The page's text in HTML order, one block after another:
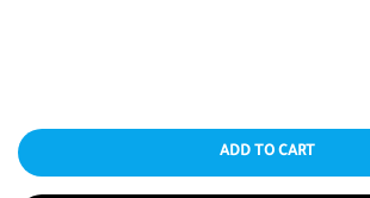
ADD TO CART